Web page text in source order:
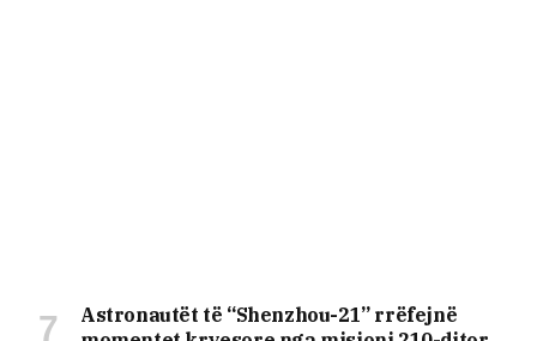
Astronautët të “Shenzhou-21” rrëfejnë